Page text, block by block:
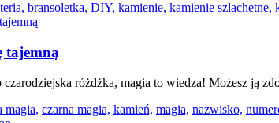
bransoletka, DIY, kamienie, kamienie szlachetne,
tajemną
różdżka, magia to wiedza! Możesz ją
magia, czarna magia, kamień, magia, nazwisko,